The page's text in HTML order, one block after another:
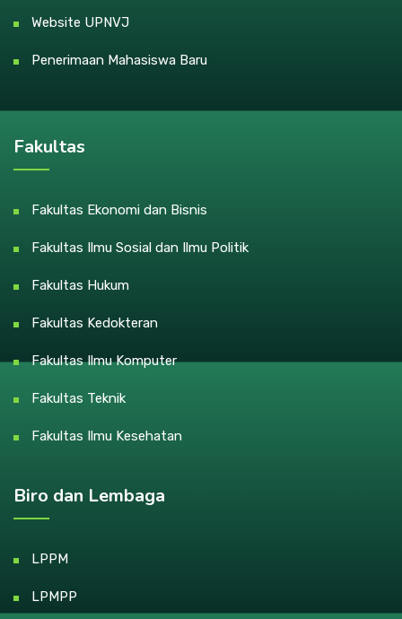
Website UPNVJ
Penerimaan Mahasiswa Baru
Fakultas
Fakultas Ekonomi dan Bisnis
Fakultas Ilmu Sosial dan Ilmu Politik
Fakultas Hukum
Fakultas Kedokteran
Fakultas Ilmu Komputer
Fakultas Teknik
Fakultas Ilmu Kesehatan
Biro dan Lembaga
LPPM
LPMPP